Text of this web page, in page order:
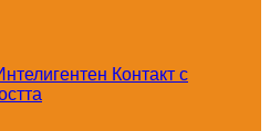
Контакт с